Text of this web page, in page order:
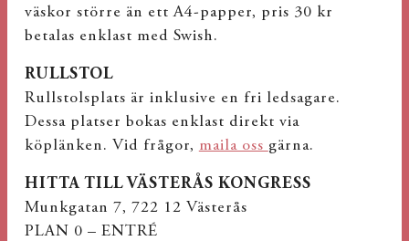
väskor större än ett A4-papper, pris 30 kr
betalas enklast med Swish.
RULLSTOL
Rullstolsplats är inklusive en fri ledsagare.
Dessa platser bokas enklast direkt via
köplänken. Vid frågor, maila oss gärna.
HITTA TILL VÄSTERÅS KONGRESS
Munkgatan 7, 722 12 Västerås
PLAN 0 – ENTRÉ